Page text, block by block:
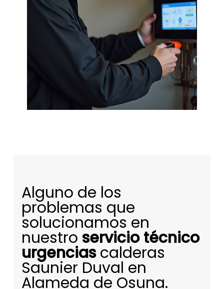
Alguno de los
problemas que
solucionamos en
nuestro servicio técnico
urgenciascalderas
Saunier Duval en
Alameda de Osuna.